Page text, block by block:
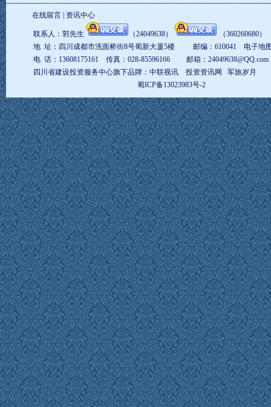
在线留言| 资讯中心
联系人：郭先生 （24049638） （360260680）
地 址：四川成都市洗面桥街8号蜀新大厦5楼 邮编：610041
电子地
电 话：13608175161 传真：028-85596166 邮箱： 24049638@QQ.com
四川省建设投资服务中心旗下品牌： 中联视讯 投资资讯网
军旅岁月
蜀ICP备13023983号-2